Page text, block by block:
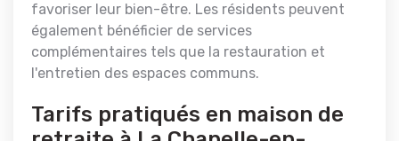
favoriser leur bien-être. Les résidents peuvent
également bénéficier de services
complémentaires tels que la restauration et
l'entretien des espaces communs.
Tarifs pratiqués en maison de